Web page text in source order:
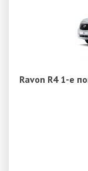
Ravon R4 1-е